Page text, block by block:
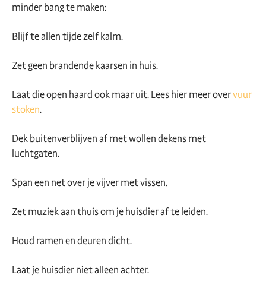
minder bang te maken:
Blijf te allen tijde zelf kalm.
Zet geen brandende kaarsen in huis.
Laat die open haard ook maar uit. Lees hier meer overvuur
stoken.
Dek buitenverblijven af met wollen dekens met
luchtgaten.
Span een net over je vijver met vissen.
Zet muziek aan thuis om je huisdier af te leiden.
Houd ramen en deuren dicht.
Laat je huisdier niet alleen achter.